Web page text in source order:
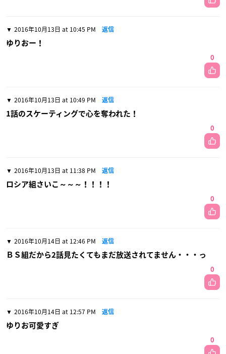
2016年10月13日 at 10:45 PM 返信
ゆりおー！
0
2016年10月13日 at 10:49 PM 返信
1話のスケーティングで心を奪われた！
0
2016年10月13日 at 11:38 PM 返信
ロシア組さいこ～～～！！！！
0
2016年10月14日 at 12:46 PM 返信
ＢＳ組だから2話見たくてもまだ放送されてません・・・っ
0
2016年10月14日 at 12:57 PM 返信
ゆりお可愛すぎ
0